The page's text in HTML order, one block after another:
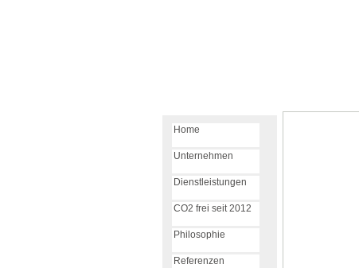
Home
Unternehmen
Dienstleistungen
CO2 frei seit 2012
Philosophie
Referenzen